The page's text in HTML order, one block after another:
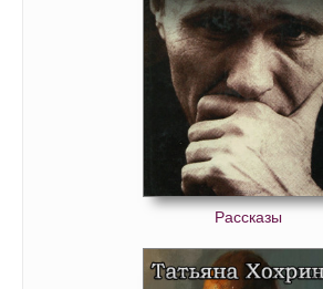
41_Traktir Jamajka
42_Traktir Jamajka
43_Traktir Jamajka
46_Traktir Jamajka
48_Traktir Jamajka
Рассказы